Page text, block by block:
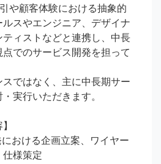
や顧客体験における抽象的
スやエンジニア、デザイナ
ィストなどと連携し、中長
でのサービス開発を担って
ではなく、主に中長期サー
実行いただきます。
おける企画立案、ワイヤー
仕様策定